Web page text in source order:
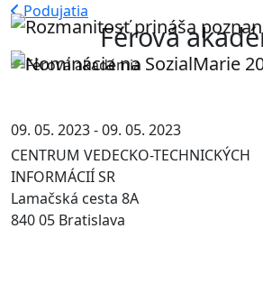
Podujatia
Férová
09. 05. 2023 - 09. 05. 2023
CENTRUM VEDECKO-TECHNICKÝCH
INFORMÁCIÍ SR
Lamačská cesta 8A
840 05 Bratislava